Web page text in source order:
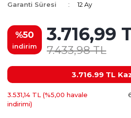
Garanti Süresi
12 Ay
%50
indirim
3.716,99
7.433,98 TL
3.716.99 TL
3.531,14 TL (%5,00 havale
indirimi)